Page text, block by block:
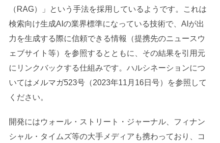
（RAG）」という手法を採用しているようです。これは
検索向け生成AIの業界標準になっている技術で、AIが出
力を生成する際に信頼できる情報（提携先のニュースウ
ェブサイト等）を参照するとともに、その結果を引用元
にリンクバックする仕組みです。ハルシネーションにつ
いてはメルマガ523号（2023年11月16日号）を参照して
ください。
開発にはウォール・ストリート・ジャーナル、フィナン
シャル・タイムズ等の大手メディアも携わっており、コ